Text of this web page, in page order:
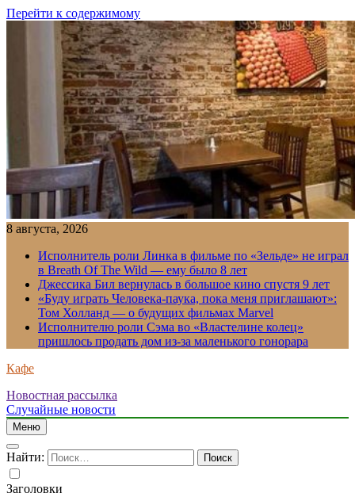
Перейти к содержимому
8 августа, 2026
Исполнитель роли Линка в фильме по «Зельде» не играл
в Breath Of The Wild — ему было 8 лет
Джессика Бил вернулась в большое кино спустя 9 лет
«Буду играть Человека-паука, пока меня приглашают»:
Том Холланд — о будущих фильмах Marvel
Исполнителю роли Сэма во «Властелине колец»
пришлось продать дом из-за маленького гонорара
Кафе
Новостная рассылка
Случайные новости
Меню
Найти:
Заголовки